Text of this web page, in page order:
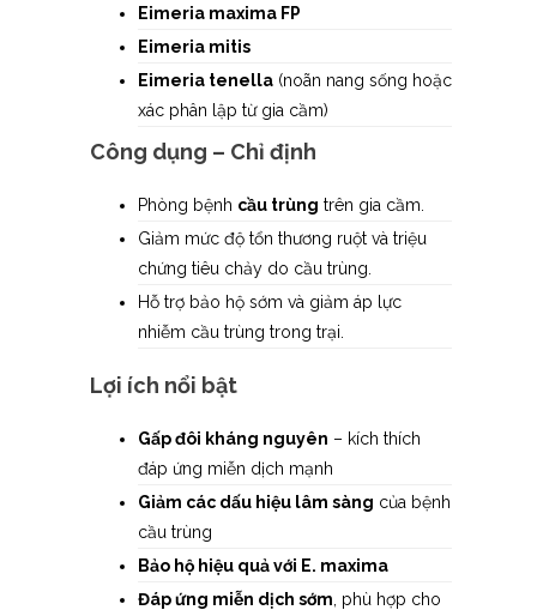
Eimeria maxima FP
Eimeria mitis
Eimeria tenella (noãn nang sống hoặc
xác phân lập từ gia cầm)
Công dụng – Chỉ định
Phòng bệnh cầu trùng trên gia cầm.
Giảm mức độ tổn thương ruột và triệu
chứng tiêu chảy do cầu trùng.
Hỗ trợ bảo hộ sớm và giảm áp lực
nhiễm cầu trùng trong trại.
Lợi ích nổi bật
Gấp đôi kháng nguyên – kích thích
đáp ứng miễn dịch mạnh
Giảm các dấu hiệu lâm sàng của bệnh
cầu trùng
Bảo hộ hiệu quả với E. maxima
Đáp ứng miễn dịch sớm , phù hợp cho